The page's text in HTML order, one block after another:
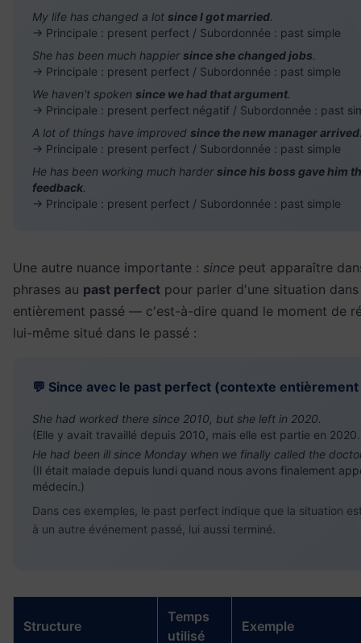
My life has changed a lot since I got married.
→ Principale : present perfect / Subordonnée : past simple
She has been much happier since she changed jobs.
→ Principale : present perfect / Subordonnée : past simple
We haven't spoken since we had that argument.
→ Principale : present perfect négatif / Subordonnée : past
A lot of things have improved since the new manager arrived
→ Principale : present perfect / Subordonnée : past simple
He has been working much harder since his boss gave him
feedback.
→ Principale : present perfect / Subordonnée : past simple
Une autre nuance importante : since peut apparaître
phrases au past perfect pour parler d'une situation
entièrement passé — c'est-à-dire quand le moment de
lui-même situé dans le passé :
💬 Since avec le past perfect (contexte
She had worked there since 2010, but she left in 2020.
(Elle y avait travaillé depuis 2010, mais elle est partie en
He had been ill since Monday when we finally called the
(Il était malade depuis lundi quand nous avons finalement
médecin.)
Dans ces exemples, le past perfect indique que la situation
à un autre événement passé, lui aussi terminé.
Structure
Temps
utilisé
Exemple